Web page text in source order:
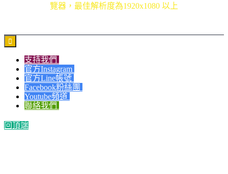
覽器，最佳解析度為1920x1080 以上

支持我們
官方Instagram
官方Line帳號
Facebook粉絲團
Youtube頻道
聯絡我們
回頂端